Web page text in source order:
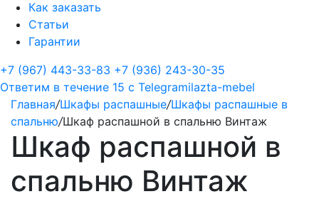
Как заказать
Статьи
Гарантии
+7 (967) 443-33-83 +7 (936) 243-30-35
Ответим в течение 15 с Telegramilazta-mebel
Главная/Шкафы распашные/Шкафы распашные в
спальню/Шкаф распашной в спальню Винтаж
Шкаф распашной в
спальню Винтаж